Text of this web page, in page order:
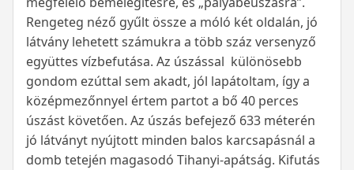
Rengeteg néző gyűlt össze a móló két oldalán, jó
látvány lehetett számukra a több száz versenyző
együttes vízbefutása. Az úszással különösebb
gondom ezúttal sem akadt, jól lapátoltam, így a
középmezőnnyel értem partot a bő 40 perces
úszást követően. Az úszás befejező 633 méterén
jó látványt nyújtott minden balos karcsapásnál a
domb tetején magasodó Tihanyi-apátság. Kifutás